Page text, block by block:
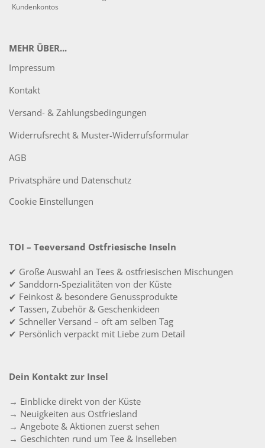
Kundenkontos
MEHR ÜBER...
Impressum
Kontakt
Versand- & Zahlungsbedingungen
Widerrufsrecht & Muster-Widerrufsformular
AGB
Privatsphäre und Datenschutz
Cookie Einstellungen
TOI – Teeversand Ostfriesische Inseln
✔ Große Auswahl an Tees & ostfriesischen Mischungen
✔ Sanddorn-Spezialitäten von der Küste
✔ Feinkost & besondere Genussprodukte
✔ Tassen, Zubehör & Geschenkideen
✔ Schneller Versand – oft am selben Tag
✔ Persönlich verpackt mit Liebe zum Detail
Dein Kontakt zur Insel
→ Einblicke direkt von der Küste
→ Neuigkeiten aus Ostfriesland
→ Angebote & Aktionen zuerst sehen
→ Geschichten rund um Tee & Inselleben